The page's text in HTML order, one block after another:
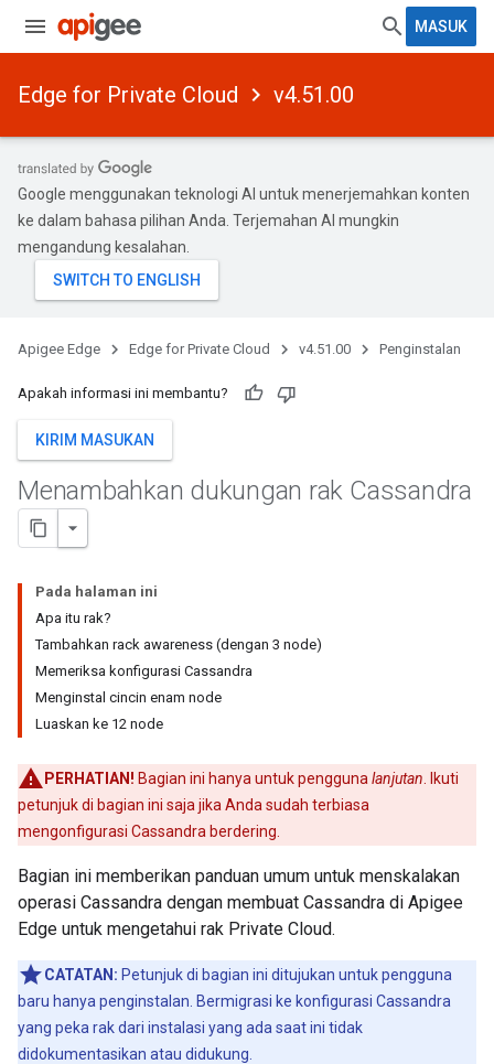
MASUK
Edge for Private Cloud v4.51.00
Google menggunakan teknologi AI untuk menerjemahkan konten
ke dalam bahasa pilihan Anda. Terjemahan AI mungkin
mengandung kesalahan.
Apigee Edge Edge for Private Cloud v4.51.00 Penginstalan
Apakah informasi ini membantu?
KIRIM MASUKAN
Menambahkan dukungan rak Cassandra
Pada halaman ini
Apa itu rak?
Tambahkan rack awareness (dengan 3 node)
Memeriksa konfigurasi Cassandra
Menginstal cincin enam node
Luaskan ke 12 node
PERHATIAN! Bagian ini hanya untuk pengguna lanjutan . Ikuti
petunjuk di bagian ini saja jika Anda sudah terbiasa
mengonfigurasi Cassandra berdering.
Bagian ini memberikan panduan umum untuk menskalakan
operasi Cassandra dengan membuat Cassandra di Apigee
Edge untuk mengetahui rak Private Cloud.
CATATAN: Petunjuk di bagian ini ditujukan untuk pengguna
baru hanya penginstalan. Bermigrasi ke konfigurasi Cassandra
yang peka rak dari instalasi yang ada saat ini tidak
didokumentasikan atau didukung.